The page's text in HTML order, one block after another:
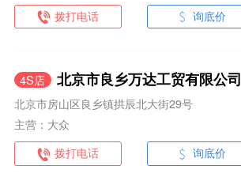
拨打电话
询底价
4S店 北京市良乡万达工贸有限公司
北京市房山区良乡镇拱辰北大街29号
主营：大众
拨打电话
询底价